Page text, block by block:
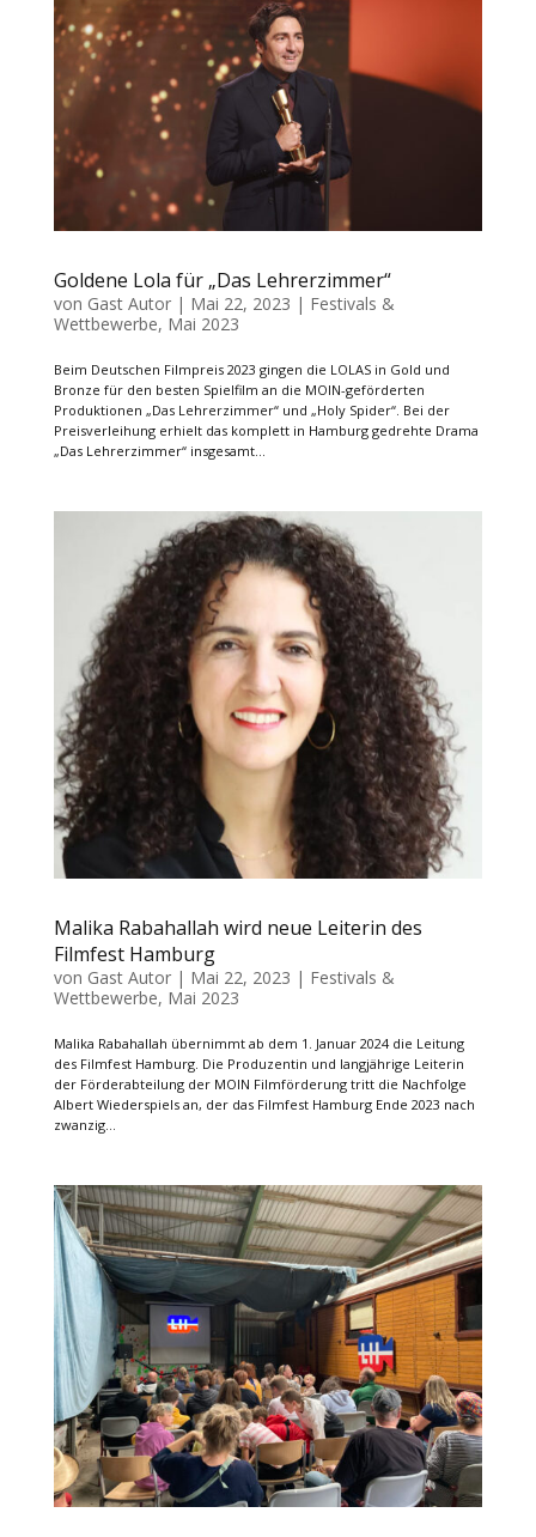
Goldene Lola für „Das Lehrerzimmer“
von Gast Autor| Mai 22, 2023 | Festivals &
Wettbewerbe, Mai 2023
Beim Deutschen Filmpreis 2023 gingen die LOLAS in Gold und
Bronze für den besten Spielfilm an die MOIN-geförderten
Produktionen „Das Lehrerzimmer“ und „Holy Spider“. Bei der
Preisverleihung erhielt das komplett in Hamburg gedrehte Drama
„Das Lehrerzimmer“ insgesamt...
Malika Rabahallah wird neue Leiterin des
Filmfest Hamburg
von Gast Autor| Mai 22, 2023 | Festivals &
Wettbewerbe, Mai 2023
Malika Rabahallah übernimmt ab dem 1. Januar 2024 die Leitung
des Filmfest Hamburg. Die Produzentin und langjährige Leiterin
der Förderabteilung der MOIN Filmförderung tritt die Nachfolge
Albert Wiederspiels an, der das Filmfest Hamburg Ende 2023 nach
zwanzig...